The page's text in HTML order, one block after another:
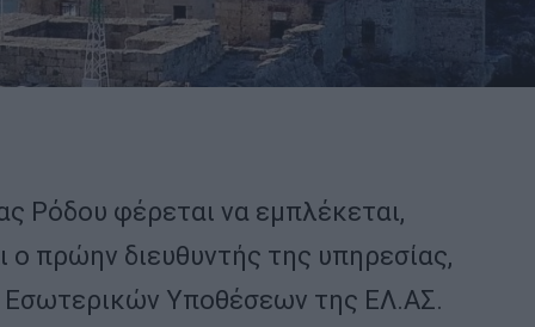
Ρόδου φέρεται να εμπλέκεται,
πρώην διευθυντής της υπηρεσίας,
Εσωτερικών Υποθέσεων της ΕΛ.ΑΣ.